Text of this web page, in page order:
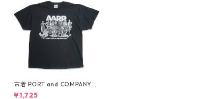
古着 PORT and COMPANY プ
リントTシャツ ブラック 表
¥1,725